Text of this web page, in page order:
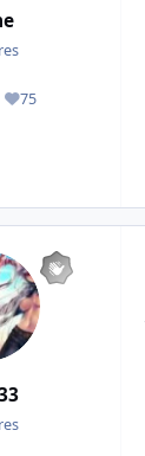
75
Réputation